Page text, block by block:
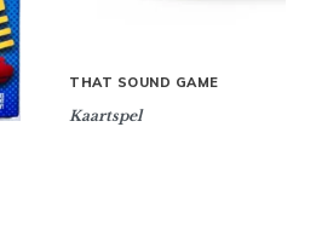
THAT SOUND GAME
Kaartspel